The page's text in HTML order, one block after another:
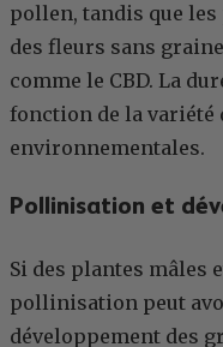
pollen, tandis que
des fleurs sans
comme le CBD. La
fonction de la variété
environnementales.
Pollinisation et
Si des plantes mâles
pollinisation peut
développement des